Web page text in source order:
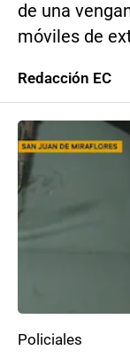
de una
móviles de
Redacción EC
Policiales